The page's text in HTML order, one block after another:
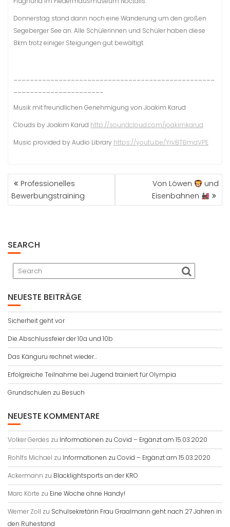
Donnerstag stand dann noch eine Wanderung um den großen
Segeberger See an. Alle Schülerinnen und Schüler haben diese
8km trotz einiger Steigungen gut bewältigt.
Musik mit freundlichen Genehmigung von Joakim Karud
Clouds by Joakim Karud http://soundcloud.com/joakimkarud
Music provided by Audio Library https://youtu.be/YrvBTBmqVPE
BEITRAGSNAVIGATION
Professionelles
Bewerbungstraining
Von Löwen
und
Eisenbahnen
SEARCH
NEUESTE BEITRÄGE
Sicherheit geht vor
Die Abschlussfeier der 10a und 10b
Das Känguru rechnet wieder…
Erfolgreiche Teilnahme bei Jugend trainiert für Olympia
Grundschulen zu Besuch
NEUESTE KOMMENTARE
Volker Gerdes zu Informationen zu Covid – Ergänzt am 15.03.2020
Rohlfs Michael zu Informationen zu Covid – Ergänzt am 15.03.2020
Ackermann zu Blacklightsports an der KRO
Marc Körte zu Eine Woche ohne Handy!
Werner Zoll zu Schulsekretärin Frau Graalmann geht nach 27 Jahren in
den Ruhestand